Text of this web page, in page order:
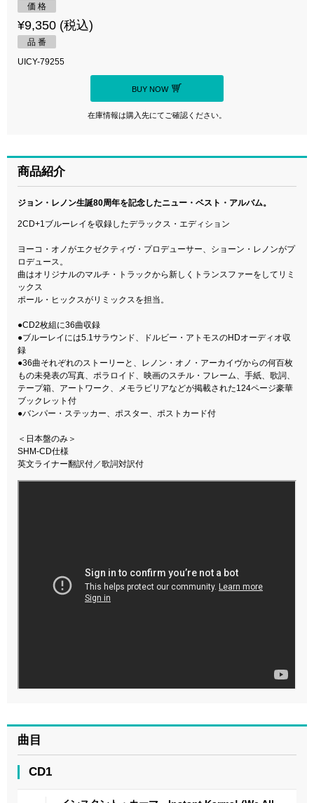
価 格
¥9,350 (税込)
品 番
UICY-79255
BUY NOW
在庫情報は購入先にてご確認ください。
商品紹介
ジョン・レノン生誕80周年を記念したニュー・ベスト・アルバム。
2CD+1ブルーレイを収録したデラックス・エディション
ヨーコ・オノがエクゼクティヴ・プロデューサー、ショーン・レノンがプ
ロデュース。
曲はオリジナルのマルチ・トラックから新しくトランスファーをしてリミ
ックス
ポール・ヒックスがリミックスを担当。
●CD2枚組に36曲収録
●ブルーレイには5.1サラウンド、ドルビー・アトモスのHDオーディオ収
録
●36曲それぞれのストーリーと、レノン・オノ・アーカイヴからの何百枚
もの未発表の写真、ポラロイド、映画のスチル・フレーム、手紙、歌詞、
テープ箱、アートワーク、メモラビリアなどが掲載された124ページ豪華
ブックレット付
●バンパー・ステッカー、ポスター、ポストカード付
＜日本盤のみ＞
SHM-CD仕様
英文ライナー翻訳付／歌詞対訳付
曲目
CD1